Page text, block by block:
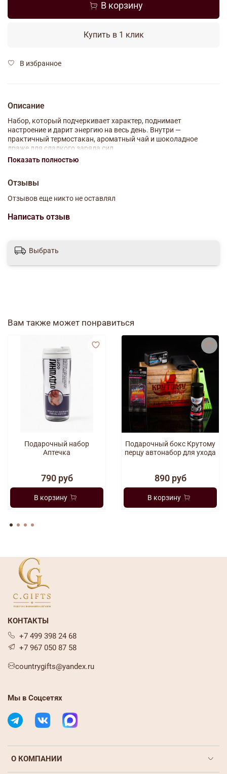
В корзину
Купить в 1 клик
В избранное
Описание
Набор, который подчеркивает характер, поднимает
настроение и дарит энергию на весь день. Внутри —
практичный термостакан, ароматный чай и шоколадное
драже для сладкого заряда сил.
Листовой чай чёрный с лимоном.
Состав: чай чёрный байховый, ароматизатор.
Масса нетто: 50 г.
Драже молочное с какао в сахарной глазури «Пти Бон»
молоко сухое, эмульгатор – соевый лецитин, соль, загуститель
– желатин, пищевые красители: Е120, Е133, Е141, Е160С, Е171;
глянцеватель – капол, ароматизатор.
Показать полностью
Отзывы
Отзывов еще никто не оставлял
Написать отзыв
Выбрать
Вам также может понравиться
Подарочный набор
Аптечка
790 руб
В корзину
Подарочный бокс Крутому
перцу автонабор для ухода
890 руб
В корзину
О КОМПАНИИ
КОНТАКТЫ
+7 499 398 24 68
+7 967 050 87 58
countrygifts@yandex.ru
Мы в Соцсетях